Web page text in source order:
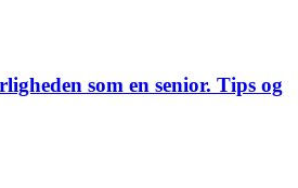
som en senior. Tips og